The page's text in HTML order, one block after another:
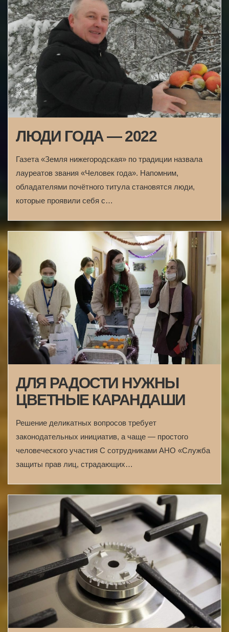
ЛЮДИ ГОДА — 2022
Газета «Земля нижегородская» по традиции назвала
лауреатов звания «Человек года». Напомним,
обладателями почётного титула становятся люди,
которые проявили себя с…
ДЛЯ РАДОСТИ НУЖНЫ
ЦВЕТНЫЕ КАРАНДАШИ
Решение деликатных вопросов требует
законодательных инициатив, а чаще — простого
человеческого участия С сотрудниками АНО «Служба
защиты прав лиц, страдающих…